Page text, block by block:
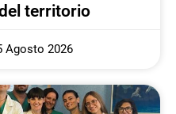
territorio
Agosto 2026